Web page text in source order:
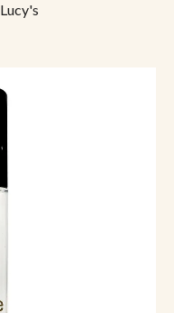
Lucy's